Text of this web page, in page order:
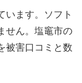
います。ソフト
せん。塩竈市の
被害口コミと数